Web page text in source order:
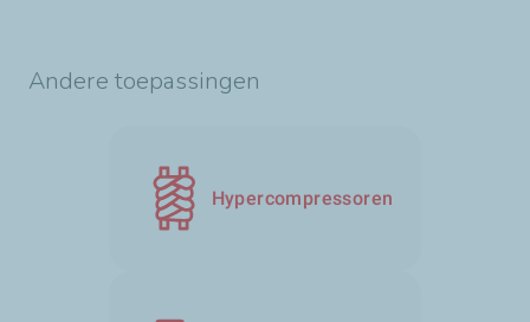
Andere toepassingen
Hypercompressoren